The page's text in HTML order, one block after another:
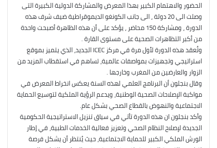
الحضور والاهتمام الكبير بهذا المعرض والمشاركة الدولية الكبيرة التى
وصلت الى 20 دولة ، الى جانب الكونغو الديموقراطية ضيف شرف هذه
الدورة ، ومشاركة 150 محاضر ، يؤكد على أن هذه الظاهرة أصبحت واحدة
من أكبر التظاهرات الصحية على مستوى القارة .
وتُعقد هذه الدورة لأول مرة في مركز ICEC الجديد، الذي يتميز بموقع
استراتيجي وتجهيزات بمواصفات عالمية، تساهم في استقطاب المزيد من
الزوار والعارضين من المغرب وخارجها .
وقال بنجلون أن البرنامج العلمي لهذه السنة يعكس انخراط المعرض في
مواكبة الإصلاحات الصحية الوطنية، ويدعم الرؤية الملكية لتوسيع الحماية
الاجتماعية والنهوض بالقطاع الصحي بشكل عام.
وأكد بنجلون ان هذه الدورة تأتي في سياق تنزيل الاستراتيجية الحكومية
الجديدة لإصلاح النظام الصحي وتعزيز فعالية الخدمات الطبية، في إطار
الورش الملكي الكبير للحماية الاجتماعية، حيث يُنتظر أن يشكل فرصة